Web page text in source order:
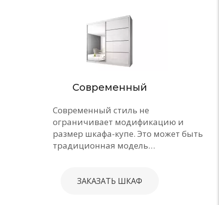
Современный
Современный стиль не
ограничивает модификацию и
размер шкафа-купе. Это может быть
традиционная модель…
ЗАКАЗАТЬ ШКАФ